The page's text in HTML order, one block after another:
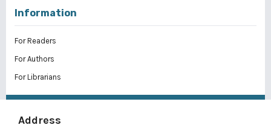
Information
For Readers
For Authors
For Librarians
Address